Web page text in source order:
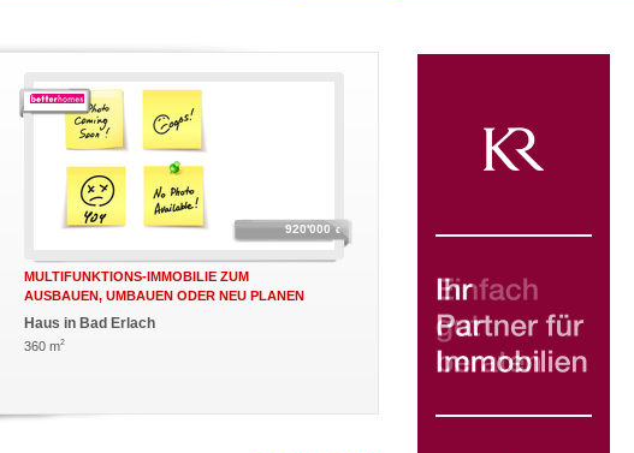
920'000 €
MULTIFUNKTIONS-IMMOBILIE ZUM
AUSBAUEN, UMBAUEN ODER NEU PLANEN
Haus in Bad Erlach
360 m2